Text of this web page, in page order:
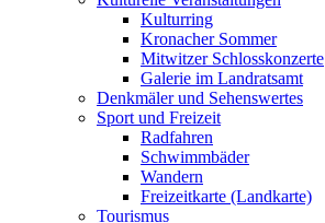
Kulturring
Kronacher Sommer
Mitwitzer Schlosskonzerte
Galerie im Landratsamt
Denkmäler und Sehenswertes
Sport und Freizeit
Radfahren
Schwimmbäder
Wandern
Freizeitkarte (Landkarte)
Tourismus